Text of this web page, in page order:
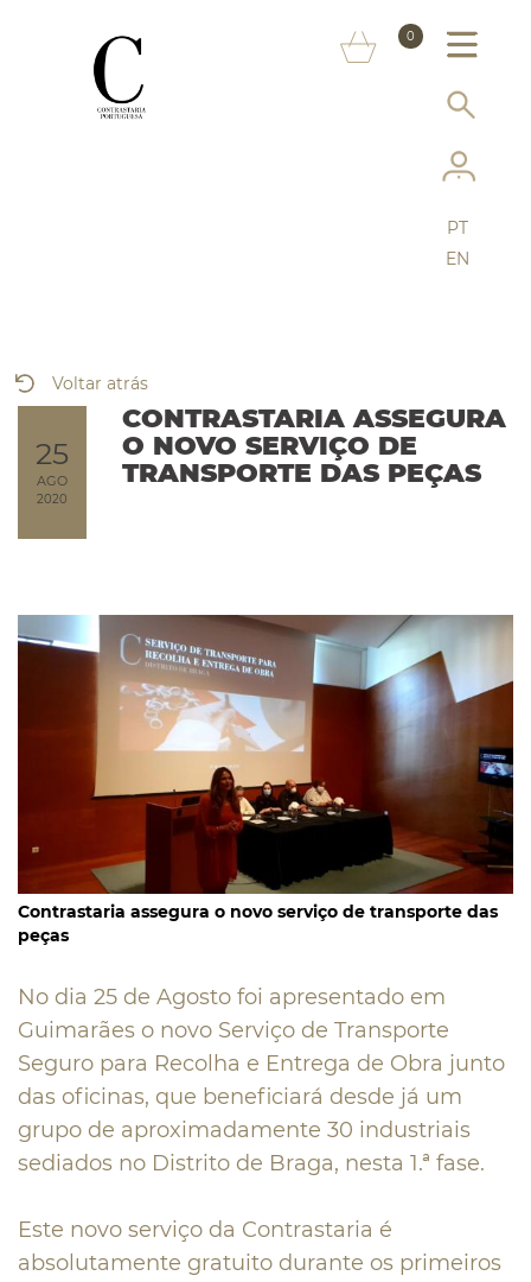
0
SERVIÇOS
MAIS CONTRASTARIA
PT
EN
25
AGO
2020
CONTRASTARIA ASSEGURA
O NOVO SERVIÇO DE
TRANSPORTE DAS PEÇAS
Voltar atrás
Contrastaria assegura o novo serviço de transporte das
peças
No dia 25 de Agosto foi apresentado em
Guimarães o novo Serviço de Transporte
Seguro para Recolha e Entrega de Obra junto
das oficinas, que beneficiará desde já um
grupo de aproximadamente 30 industriais
sediados no Distrito de Braga, nesta 1.ª fase.
Este novo serviço da Contrastaria é
absolutamente gratuito durante os primeiros